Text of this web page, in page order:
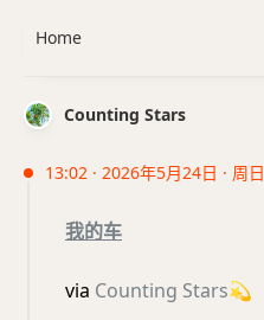
Counting Stars
13:02 · 2026年5月24日 · 周日
我的车
via Counting Stars💫
Home